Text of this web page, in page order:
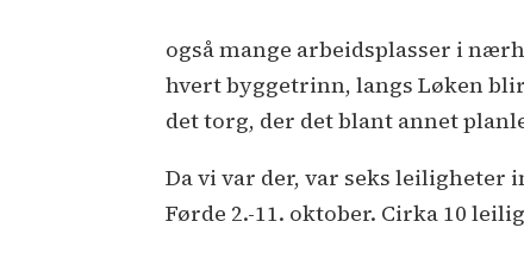
også mange arbeidsplasser i
hvert byggetrinn, langs Løken
det torg, der det blant annet
Da vi var der, var seks
Førde 2.-11. oktober. Cirka 10